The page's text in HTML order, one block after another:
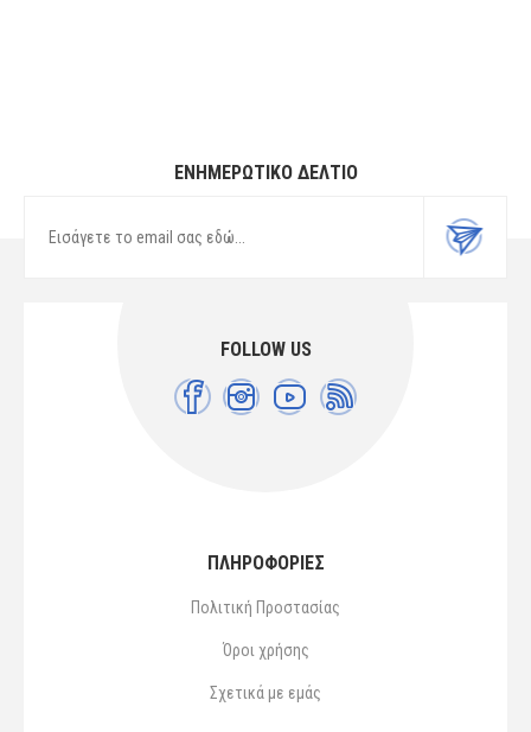
ΕΝΗΜΕΡΩΤΙΚΌ ΔΕΛΤΊΟ
FOLLOW US
ΠΛΗΡΟΦΟΡΙΕΣ
Πολιτική Προστασίας
Όροι χρήσης
Σχετικά με εμάς